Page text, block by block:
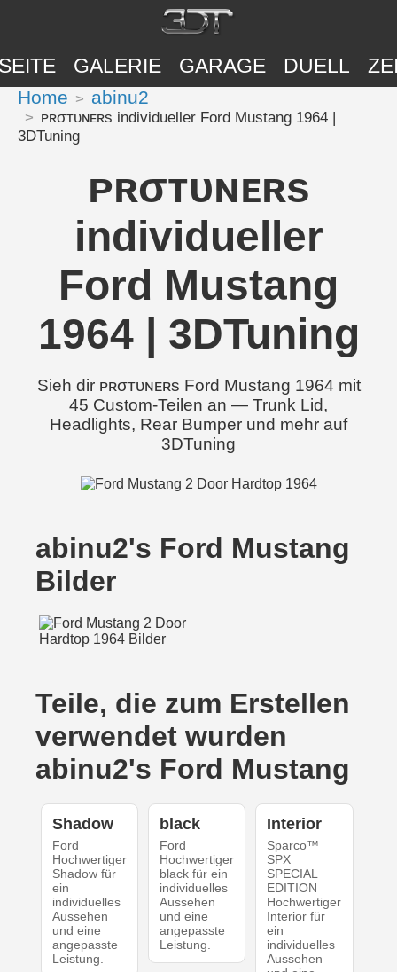
GALERIE GARAGE DUELL
Home abinu2
ᴘʀσᴛᴜɴᴇʀs individueller Ford Mustang 1964 |
3DTuning
ᴘʀσᴛᴜɴᴇʀs
individueller
Ford Mustang
1964 | 3DTuning
Sieh dir ᴘʀσᴛᴜɴᴇʀs Ford Mustang 1964 mit
45 Custom-Teilen an — Trunk Lid,
Headlights, Rear Bumper und mehr auf
3DTuning
abinu2's Ford Mustang
Bilder
Teile, die zum Erstellen
verwendet wurden
abinu2's Ford Mustang
Shadow
Ford
Hochwertiger
Shadow für
ein
individuelles
Aussehen
und eine
angepasste
Leistung.
black
Ford
Hochwertiger
black für ein
individuelles
Aussehen
und eine
angepasste
Leistung.
Interior
Sparco™
SPX
SPECIAL
EDITION
Hochwertiger
Interior für
ein
individuelles
Aussehen